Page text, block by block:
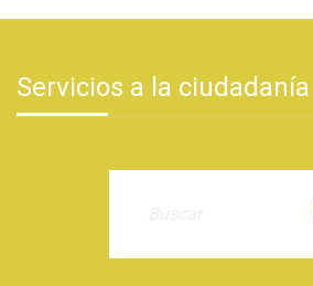
Servicios a la ciudadanía